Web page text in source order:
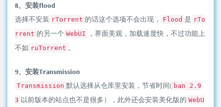
8、安装flood
选择不安装 rTorrent 的话这个选项不会出现， Flood 是 rTo
rrent 的另一个 WebUI
，界面美观，加载速度快，不过功能上
不如 ruTorrent 。
9、安装Transmission
Transmission 默认选择从仓库里安装，节省时间( ban 2.9
3 以前版本的站点也不是很多），此外还会安装美化版的 WebU